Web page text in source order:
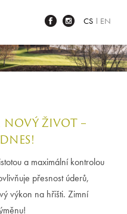
CS EN
NOVÝ ŽIVOT –
a maximální kontrolou
přesnost úderů,
výkon na hřišti. Zimní